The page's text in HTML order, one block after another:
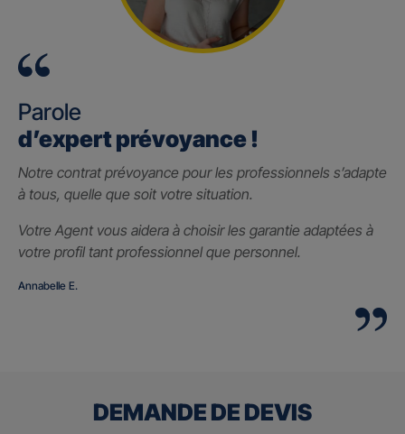
Parole
d’expert prévoyance !
Notre contrat prévoyance pour les professionnels s’adapte
à tous, quelle que soit votre situation.
Votre Agent vous aidera à choisir les garantie adaptées à
votre profil tant professionnel que personnel.
Annabelle E.
DEMANDE DE DEVIS